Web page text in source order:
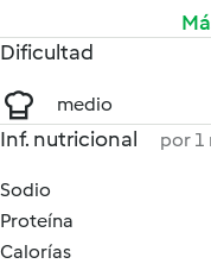
Dificultad
medio
Inf. nutricional por 1
Sodio
Proteína
Calorías